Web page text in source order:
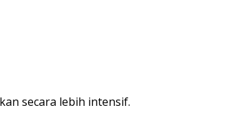
secara lebih intensif.